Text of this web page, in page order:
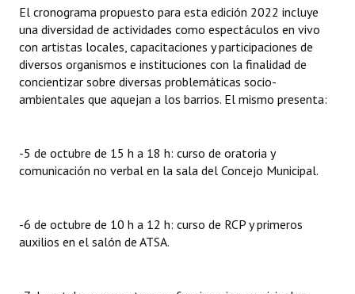
El cronograma propuesto para esta edición 2022 incluye
una diversidad de actividades como espectáculos en vivo
con artistas locales, capacitaciones y participaciones de
diversos organismos e instituciones con la finalidad de
concientizar sobre diversas problemáticas socio-
ambientales que aquejan a los barrios. El mismo presenta:
-5 de octubre de 15 h a 18 h: curso de oratoria y
comunicación no verbal en la sala del Concejo Municipal.
-6 de octubre de 10 h a 12 h: curso de RCP y primeros
auxilios en el salón de ATSA.